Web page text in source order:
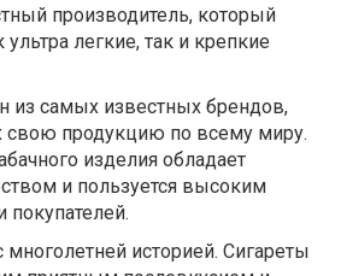
производитель, который
легкие, так и крепкие
из самых известных брендов,
продукцию по всему миру.
изделия обладает
и пользуется высоким
покупателей.
многолетней историей. Сигареты